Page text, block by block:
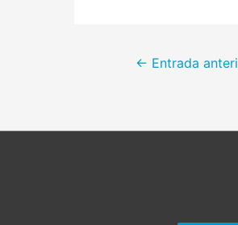
Navegación
← Entrada